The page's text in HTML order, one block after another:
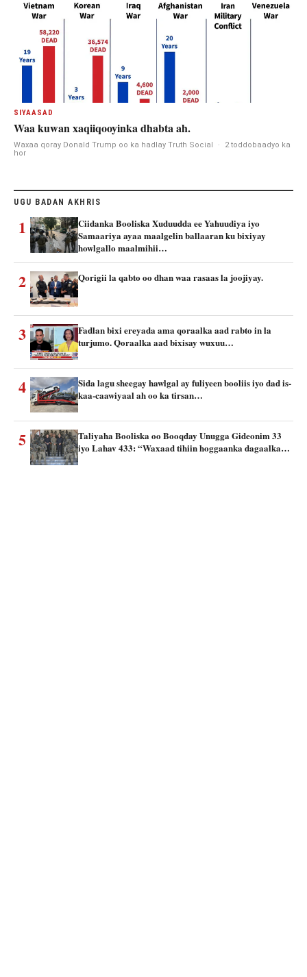
SIYAASAD
Waa kuwan xaqiiqooyinka dhabta ah.
Waxaa qoray Donald Trump oo ka hadlay Truth Social ·
2 toddobaadyo ka
hor
UGU BADAN AKHRIS
1
Ciidanka Booliska Xuduudda ee Yahuudiya iyo
Samaariya ayaa maalgelin ballaaran ku bixiyay
howlgallo maalmihii…
2 Qorigii la qabto oo dhan waa rasaas la joojiyay.
3
Fadlan bixi ereyada ama qoraalka aad rabto in la
turjumo. Qoraalka aad bixisay wuxuu…
4
Sida lagu sheegay hawlgal ay fuliyeen booliis iyo dad is-
kaa-caawiyaal ah oo ka tirsan…
5
Taliyaha Booliska oo Booqday Unugga Gideonim 33
iyo Lahav 433: “Waxaad tihiin hoggaanka dagaalka…